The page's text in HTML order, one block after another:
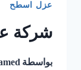
عزل اسطح
شركة
بواسطة